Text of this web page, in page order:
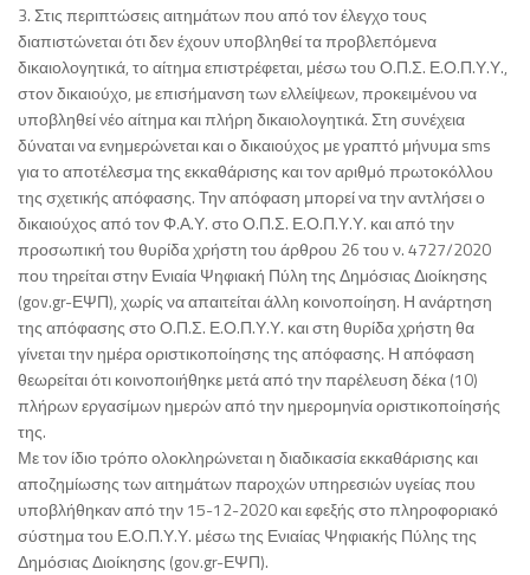
3. Στις περιπτώσεις αιτημάτων που από τον έλεγχο τους
διαπιστώνεται ότι δεν έχουν υποβληθεί τα προβλεπόμενα
δικαιολογητικά, το αίτημα επιστρέφεται, μέσω του Ο.Π.Σ. Ε.Ο.Π.Υ.Υ.,
στον δικαιούχο, με επισήμανση των ελλείψεων, προκειμένου να
υποβληθεί νέο αίτημα και πλήρη δικαιολογητικά. Στη συνέχεια
δύναται να ενημερώνεται και ο δικαιούχος με γραπτό μήνυμα sms
για το αποτέλεσμα της εκκαθάρισης και τον αριθμό πρωτοκόλλου
της σχετικής απόφασης. Την απόφαση μπορεί να την αντλήσει ο
δικαιούχος από τον Φ.Α.Υ. στο Ο.Π.Σ. Ε.Ο.Π.Υ.Υ. και από την
προσωπική του θυρίδα χρήστη του άρθρου 26 του ν. 4727/2020
που τηρείται στην Ενιαία Ψηφιακή Πύλη της Δημόσιας Διοίκησης
(gov.gr-ΕΨΠ), χωρίς να απαιτείται άλλη κοινοποίηση. Η ανάρτηση
της απόφασης στο Ο.Π.Σ. Ε.Ο.Π.Υ.Υ. και στη θυρίδα χρήστη θα
γίνεται την ημέρα οριστικοποίησης της απόφασης. Η απόφαση
θεωρείται ότι κοινοποιήθηκε μετά από την παρέλευση δέκα (10)
πλήρων εργασίμων ημερών από την ημερομηνία οριστικοποίησής
της.
Με τον ίδιο τρόπο ολοκληρώνεται η διαδικασία εκκαθάρισης και
αποζημίωσης των αιτημάτων παροχών υπηρεσιών υγείας που
υποβλήθηκαν από την 15-12-2020 και εφεξής στο πληροφοριακό
σύστημα του Ε.Ο.Π.Υ.Υ. μέσω της Ενιαίας Ψηφιακής Πύλης της
Δημόσιας Διοίκησης (gov.gr-ΕΨΠ).